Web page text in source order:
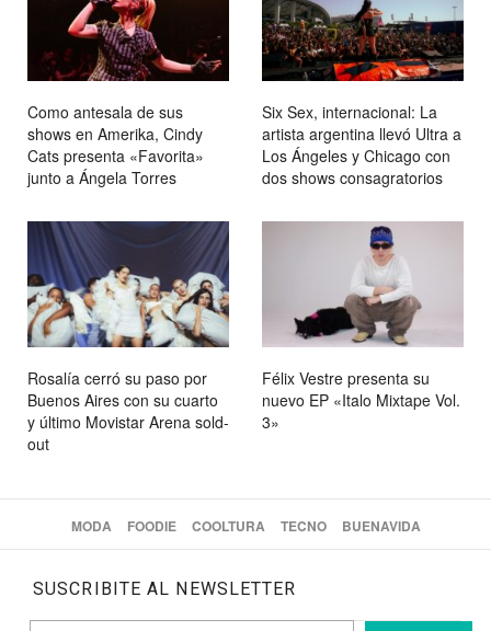
Como antesala de sus
shows en Amerika, Cindy
Cats presenta «Favorita»
junto a Ángela Torres
Six Sex, internacional: La
artista argentina llevó Ultra a
Los Ángeles y Chicago con
dos shows consagratorios
Rosalía cerró su paso por
Buenos Aires con su cuarto
y último Movistar Arena sold-
out
Félix Vestre presenta su
nuevo EP «Italo Mixtape Vol.
3»
MODA FOODIE COOLTURA TECNO BUENAVIDA
SUSCRIBITE AL NEWSLETTER